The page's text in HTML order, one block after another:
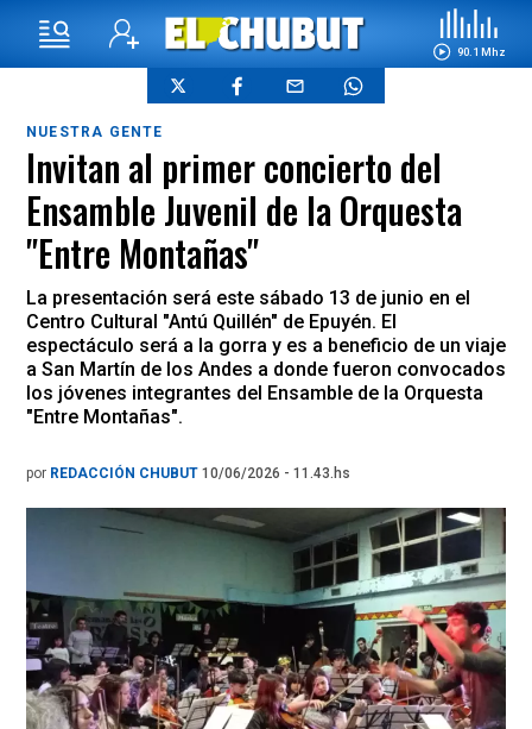
90.1 Mhz
NUESTRA GENTE
Invitan al primer concierto del
Ensamble Juvenil de la Orquesta
"Entre Montañas"
La presentación será este sábado 13 de junio en el
Centro Cultural "Antú Quillén" de Epuyén. El
espectáculo será a la gorra y es a beneficio de un viaje
a San Martín de los Andes a donde fueron convocados
los jóvenes integrantes del Ensamble de la Orquesta
"Entre Montañas".
por REDACCIÓN CHUBUT 10/06/2026 - 11.43.hs